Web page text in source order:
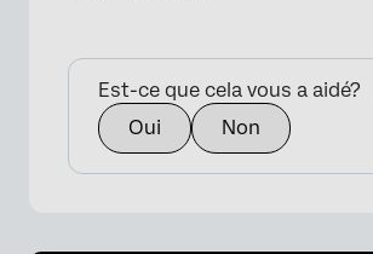
Est-ce que cela vous a aidé?
Oui
Non